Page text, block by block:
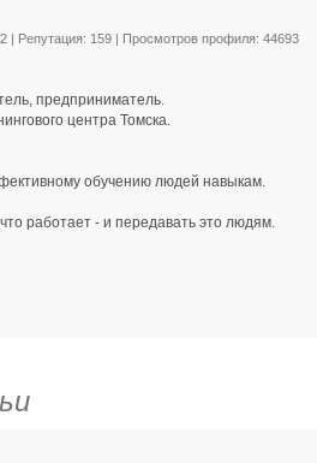
| Репутация: 159 | Просмотров профиля: 44693
предприниматель.
центра Томска.
обучению людей навыкам.
работает - и передавать это людям.
быстро и легко.
- можете ознакомиться здесь.